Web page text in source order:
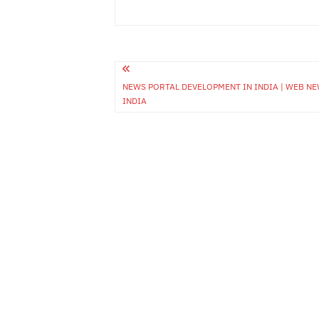
Post
navigation
NEWS PORTAL DEVELOPMENT IN INDIA | WEB
INDIA